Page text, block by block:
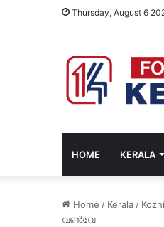
Thursday, August 6
HOME KERALA
Home / Kerala /
വണ്‍വേ